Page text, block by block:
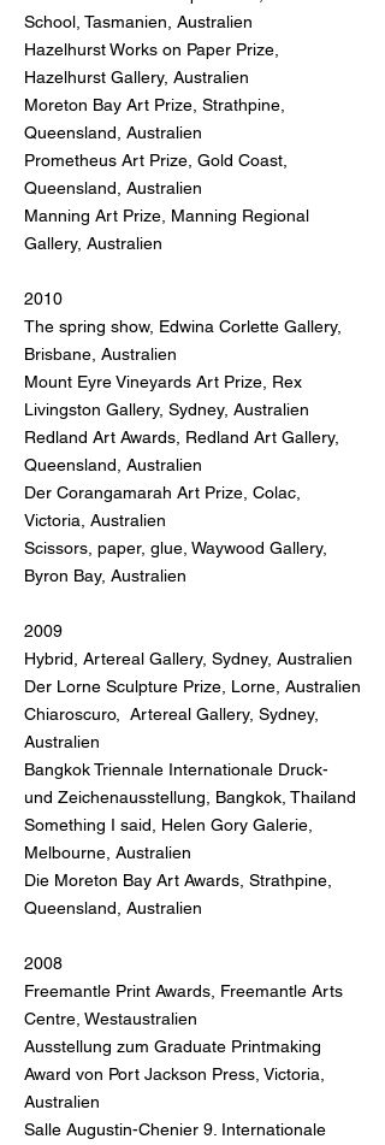
School, Tasmanien, Australien
Hazelhurst Works on Paper Prize,
Hazelhurst Gallery, Australien
Moreton Bay Art Prize, Strathpine,
Queensland, Australien
Prometheus Art Prize, Gold Coast,
Queensland, Australien
Manning Art Prize, Manning Regional
Gallery, Australien
2010
The spring show, Edwina Corlette Gallery,
Brisbane, Australien
Mount Eyre Vineyards Art Prize, Rex
Livingston Gallery, Sydney, Australien
Redland Art Awards, Redland Art Gallery,
Queensland, Australien
Der Corangamarah Art Prize, Colac,
Victoria, Australien
Scissors, paper, glue, Waywood Gallery,
Byron Bay, Australien
2009
Hybrid, Artereal Gallery, Sydney, Australien
Der Lorne Sculpture Prize, Lorne, Australien
Chiaroscuro, Artereal Gallery, Sydney,
Australien
Bangkok Triennale Internationale Druck-
und Zeichenausstellung, Bangkok, Thailand
Something I said, Helen Gory Galerie,
Melbourne, Australien
Die Moreton Bay Art Awards, Strathpine,
Queensland, Australien
2008
Freemantle Print Awards, Freemantle Arts
Centre, Westaustralien
Ausstellung zum Graduate Printmaking
Award von Port Jackson Press, Victoria,
Australien
Salle Augustin-Chenier 9. Internationale